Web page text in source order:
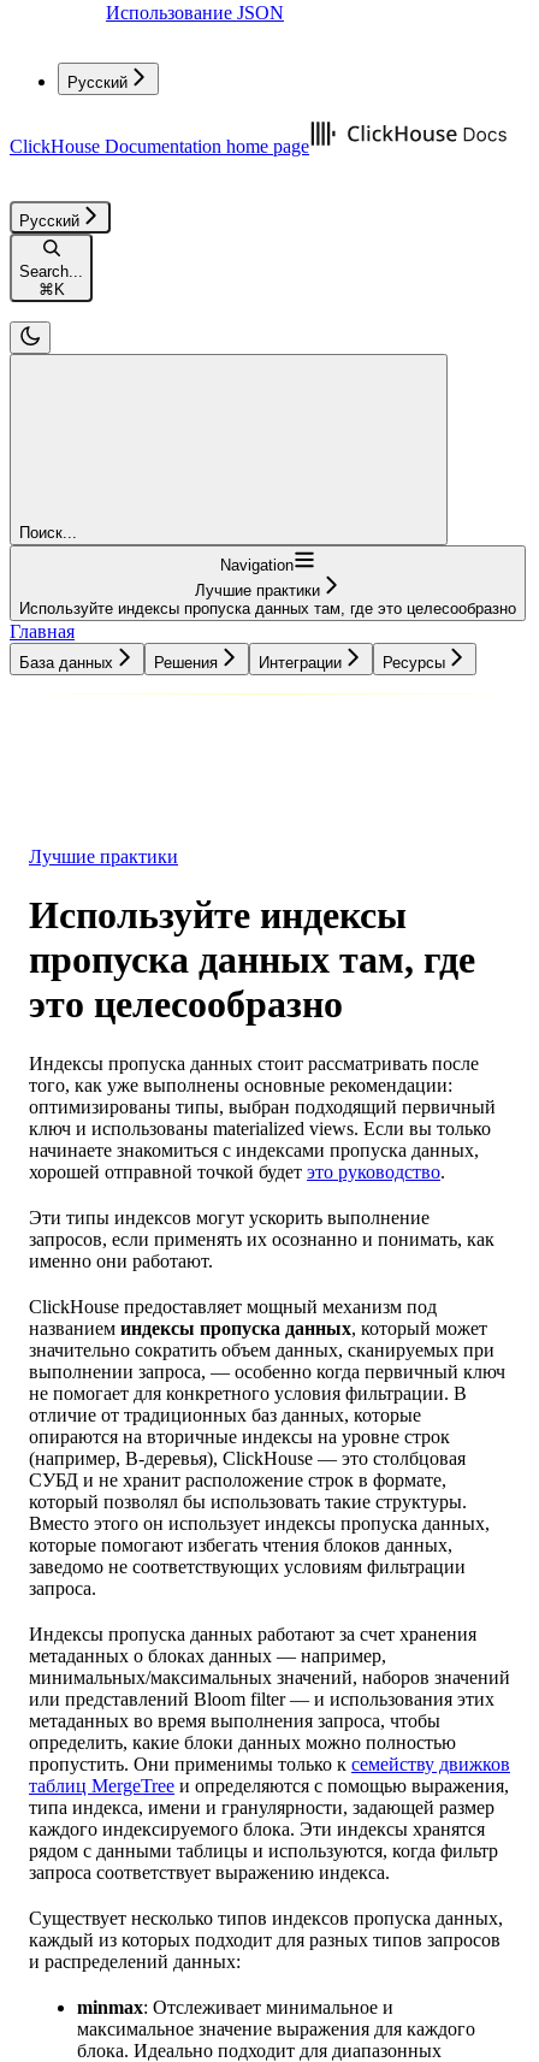
Использование JSON
Русский
ClickHouse Documentation home page
Русский
Search...
⌘ K
Поиск...
Navigation
Лучшие практики
Используйте индексы пропуска данных там, где это целесообразно
Главная
База данных Решения Интеграции Ресурсы
Лучшие практики
Используйте индексы
пропуска данных там, где
это целесообразно
Индексы пропуска данных стоит рассматривать после
того, как уже выполнены основные рекомендации:
оптимизированы типы, выбран подходящий первичный
ключ и использованы materialized views. Если вы только
начинаете знакомиться с индексами пропуска данных,
хорошей отправной точкой будет это руководство.
Эти типы индексов могут ускорить выполнение
запросов, если применять их осознанно и понимать, как
именно они работают.
ClickHouse предоставляет мощный механизм под
названием индексы пропуска данных, который может
значительно сократить объем данных, сканируемых при
выполнении запроса, — особенно когда первичный ключ
не помогает для конкретного условия фильтрации. В
отличие от традиционных баз данных, которые
опираются на вторичные индексы на уровне строк
(например, B-деревья), ClickHouse — это столбцовая
СУБД и не хранит расположение строк в формате,
который позволял бы использовать такие структуры.
Вместо этого он использует индексы пропуска данных,
которые помогают избегать чтения блоков данных,
заведомо не соответствующих условиям фильтрации
запроса.
Индексы пропуска данных работают за счет хранения
метаданных о блоках данных — например,
минимальных/максимальных значений, наборов значений
или представлений Bloom filter — и использования этих
метаданных во время выполнения запроса, чтобы
определить, какие блоки данных можно полностью
пропустить. Они применимы только к семейству движков
таблиц MergeTree и определяются с помощью выражения,
типа индекса, имени и гранулярности, задающей размер
каждого индексируемого блока. Эти индексы хранятся
рядом с данными таблицы и используются, когда фильтр
запроса соответствует выражению индекса.
Существует несколько типов индексов пропуска данных,
каждый из которых подходит для разных типов запросов
и распределений данных:
minmax: Отслеживает минимальное и
максимальное значение выражения для каждого
блока. Идеально подходит для диапазонных